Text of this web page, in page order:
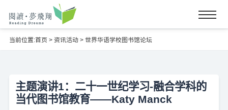
当前位置:首页 > 资讯活动> 世界华语学校图书馆论坛
主题演讲1：二十一世纪学习-融合学科的
当代图书馆教育——Katy Manck